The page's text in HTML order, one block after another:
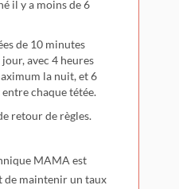
il y a moins de 6
de 10 minutes
avec 4 heures
la nuit, et 6
chaque tétée.
retour de règles.
MAMA est
de maintenir un taux